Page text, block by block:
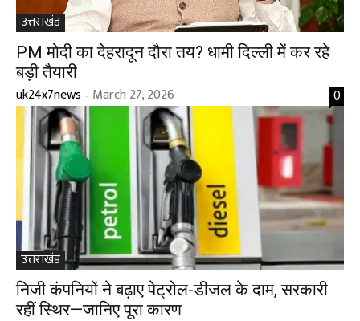
उत्तराखंड
PM मोदी का देहरादून दौरा तय? धामी दिल्ली में कर रहे
बड़ी तैयारी
uk24x7news - March 27, 2026 0
उत्तराखंड
निजी कंपनियों ने बढ़ाए पेट्रोल-डीजल के दाम, सरकारी
रहीं स्थिर—जानिए पूरा कारण